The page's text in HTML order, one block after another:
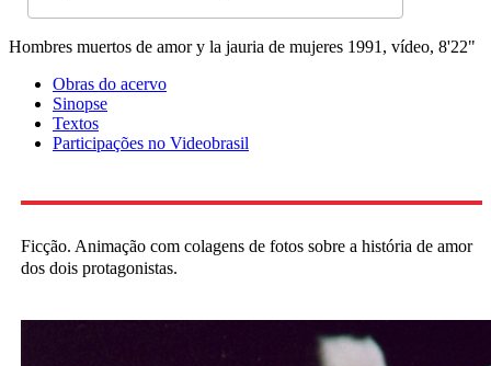
Hombres muertos de amor y la jauria de mujeres 1991, vídeo, 8'22"
Obras do acervo
Sinopse
Textos
Participações no Videobrasil
Ficção. Animação com colagens de fotos sobre a história de amor
dos dois protagonistas.